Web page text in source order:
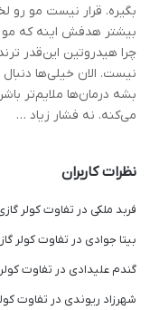
بگیره. قرار نیست مو رو
بیشتر هدفش اینه که مو
چرا هیدروتین این‌قدر
نیست. الان خیلی‌ها
بشه درمان‌ها ملایم‌تر
می‌کنه. نه فشار زیاد …
نظرات کاربران
فربد ملکی در تفاوت کولر
بیتا جوادی در تفاوت کولر
گندم علیدادی در تفاوت
شهرزاد ریوندی در تفاوت